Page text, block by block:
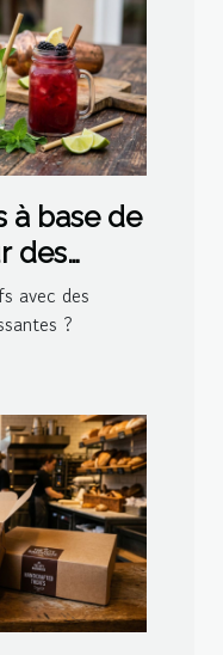
à base de
des
avec des
?